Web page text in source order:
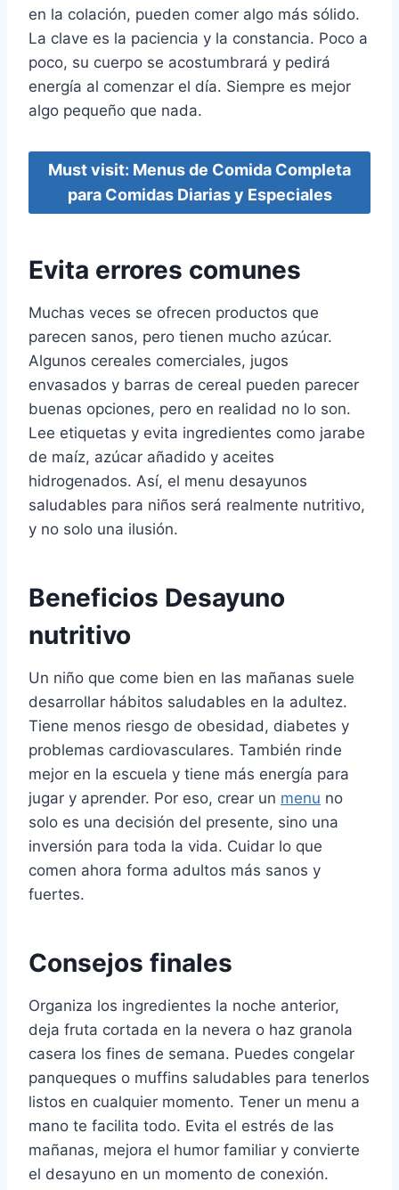
en la colación, pueden comer algo más sólido.
La clave es la paciencia y la constancia. Poco a
poco, su cuerpo se acostumbrará y pedirá
energía al comenzar el día. Siempre es mejor
algo pequeño que nada.
Must visit: Menus de Comida Completa
para Comidas Diarias y Especiales
Evita errores comunes
Muchas veces se ofrecen productos que
parecen sanos, pero tienen mucho azúcar.
Algunos cereales comerciales, jugos
envasados y barras de cereal pueden parecer
buenas opciones, pero en realidad no lo son.
Lee etiquetas y evita ingredientes como jarabe
de maíz, azúcar añadido y aceites
hidrogenados. Así, el menu desayunos
saludables para niños será realmente nutritivo,
y no solo una ilusión.
Beneficios Desayuno
nutritivo
Un niño que come bien en las mañanas suele
desarrollar hábitos saludables en la adultez.
Tiene menos riesgo de obesidad, diabetes y
problemas cardiovasculares. También rinde
mejor en la escuela y tiene más energía para
jugar y aprender. Por eso, crear un menu no
solo es una decisión del presente, sino una
inversión para toda la vida. Cuidar lo que
comen ahora forma adultos más sanos y
fuertes.
Consejos finales
Organiza los ingredientes la noche anterior,
deja fruta cortada en la nevera o haz granola
casera los fines de semana. Puedes congelar
panqueques o muffins saludables para tenerlos
listos en cualquier momento. Tener un menu a
mano te facilita todo. Evita el estrés de las
mañanas, mejora el humor familiar y convierte
el desayuno en un momento de conexión.